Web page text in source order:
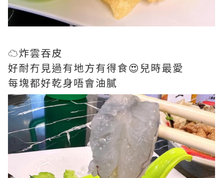
☁️炸雲吞皮
好耐冇見過有地方有得食😍兒時最愛
每塊都好乾身唔會油膩